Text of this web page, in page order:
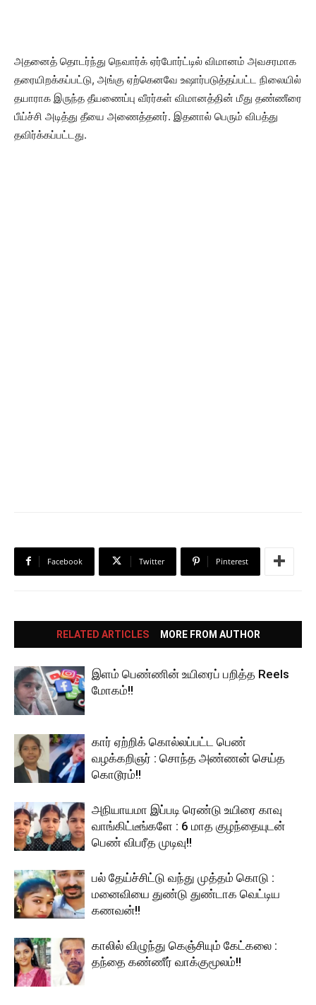
அதனைத் தொடர்ந்து நெவார்க் ஏர்போர்ட்டில் விமானம் அவசரமாக
தரையிறக்கப்பட்டு, அங்கு ஏற்கெனவே உஷார்படுத்தப்பட்ட நிலையில்
தயாராக இருந்த தீயணைப்பு வீரர்கள் விமானத்தின் மீது தண்ணீரை
பீய்ச்சி அடித்து தீயை அணைத்தனர். இதனால் பெரும் விபத்து
தவிர்க்கப்பட்டது.
Facebook Twitter Pinterest
RELATED ARTICLES MORE FROM AUTHOR
இளம் பெண்ணின் உயிரைப் பறித்த Reels
மோகம்!!
கார் ஏற்றிக் கொல்லப்பட்ட பெண்
வழக்கறிஞர் : சொந்த அண்ணன் செய்த
கொடூரம்!!
அநியாயமா இப்படி ரெண்டு உயிரை காவு
வாங்கிட்டீங்களே : 6 மாத குழந்தையுடன்
பெண் விபரீத முடிவு!!
பல் தேய்ச்சிட்டு வந்து முத்தம் கொடு :
மனைவியை துண்டு துண்டாக வெட்டிய
கணவன்!!
காலில் விழுந்து கெஞ்சியும் கேட்கலை :
தந்தை கண்ணீர் வாக்குமூலம்!!